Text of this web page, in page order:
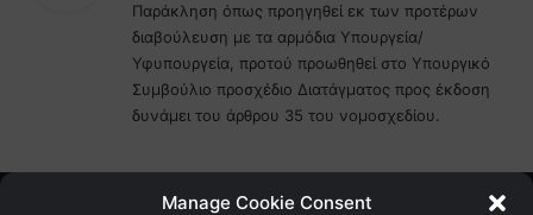
Manage Cookie Consent
ι
:
Παράκληση όπως προηγηθεί εκ των προτέρων
διαβούλευση με τα αρμόδια Υπουργεία/
Υφυπουργεία, προτού προωθηθεί στο Υπουργικό
Συμβούλιο προσχέδιο Διατάγματος προς έκδοση
δυνάμει του άρθρου 35 του νομοσχεδίου.